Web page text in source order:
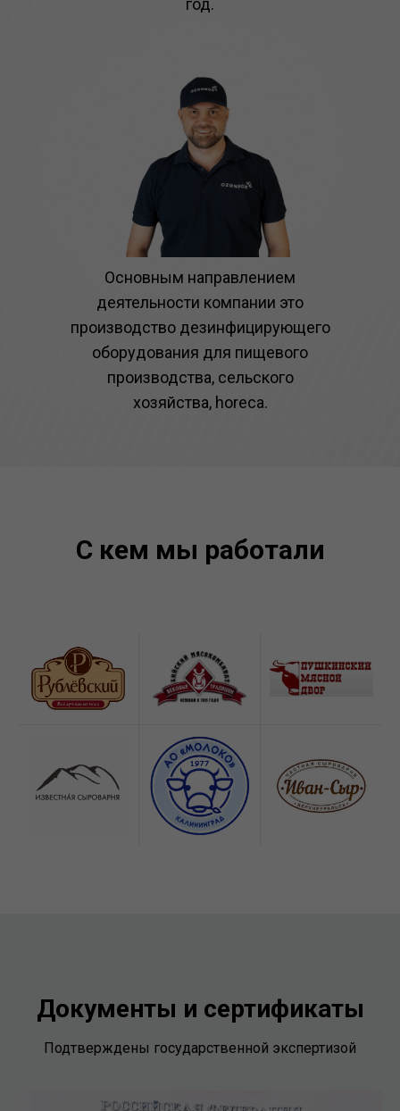
Основным направлением
деятельности компании это
производство дезинфицирующего
оборудования для пищевого
производства, сельского
хозяйства, horeca.
год.
С кем мы работали
Документы и сертификаты
Подтверждены государственной экспертизой